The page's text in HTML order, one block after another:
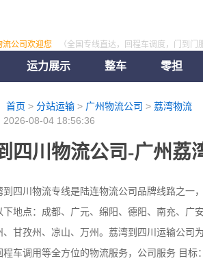
流公司欢迎您 （全国专线直达，回程车调度，门到门
运力展示 整车 零担
首页 > 分站运输> 广州物流公司 > 荔湾物流
2026-08-04 18:56:36
四川物流公司-广州荔
到四川物流专线是陆连物流公司品牌线路之一
下地点：成都、广元、绵阳、德阳、南充、广
、甘孜州、凉山、万州。荔湾到四川运输公司
程车调用等全方位的物流服务，公司服务 目标